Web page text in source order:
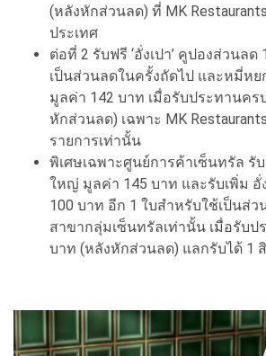
(หลังหักส่วนลด) ที่ MK
ประเทศ
ต่อที่ 2 รับฟรี ‘อั่งเปา’ คูปองส่วนล
เป็นส่วนลดในครั้งถัดไป และหมี่หย
มูลค่า 142 บาท เมื่อรับประทานคร
หักส่วนลด) เฉพาะ MK
รายการเท่านั้น
พิเศษเฉพาะศูนย์การค้าเซ็นทรัล รั
ใหญ่ มูลค่า 145 บาท และรับเพิ่ม อั่
100 บาท อีก 1 ใบสำหรับใช้เป็นส่
สาขากลุ่มเซ็นทรัลเท่านั้น เมื่อรับป
บาท (หลังหักส่วนลด) แลกรับได้ 1